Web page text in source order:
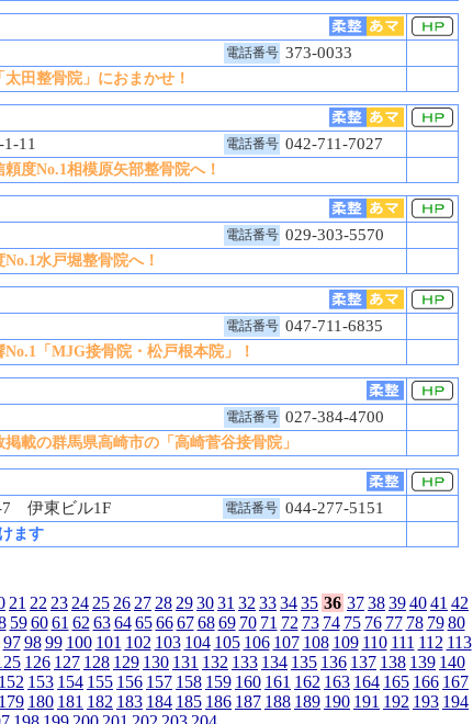
電話番号 373-0033
田整骨院」におまかせ！
1-11 電話番号 042-711-7027
度No.1相模原矢部整骨院へ！
電話番号 029-303-5570
水戸堀整骨院へ！
電話番号 047-711-6835
「MJG接骨院・松戸根本院」！
電話番号 027-384-4700
載の群馬県高崎市の「高崎菅谷接骨院」
7 伊東ビル1F 電話番号 044-277-5151
ます
21 22 23 24 25 26 27 28 293031 32 333435 36 3738394041 42
59 60 61 62 63 64 65 66 67 68 69 70 71 72 73 74 75 76 77 78 79 80
97 98 99 100 101 102 103 104 105 106 107 108 109 110 111 112 113
126 127 128 129 130 131 132 133 134 135 136 137 138 139 140
152 153 154 155 156 157 158 159 160 161 162 163 164 165 166 167
179 180 181 182 183 184 185 186 187 188 189 190 191 192 193 194